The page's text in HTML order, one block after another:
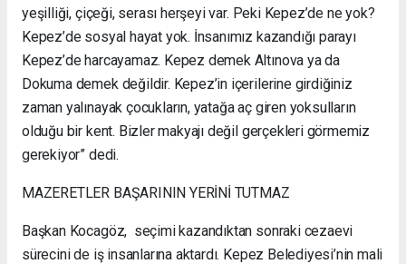
yeşilliği, çiçeği, serası herşeyi var. Peki Kepez’de ne yok?
Kepez’de sosyal hayat yok. İnsanımız kazandığı parayı
Kepez’de harcayamaz. Kepez demek Altınova ya da
Dokuma demek değildir. Kepez’in içerilerine girdiğiniz
zaman yalınayak çocukların, yatağa aç giren yoksulların
olduğu bir kent. Bizler makyajı değil gerçekleri görmemiz
gerekiyor” dedi.
MAZERETLER BAŞARININ YERİNİ TUTMAZ
Başkan Kocagöz, seçimi kazandıktan sonraki cezaevi
sürecini de iş insanlarına aktardı. Kepez Belediyesi’nin mali